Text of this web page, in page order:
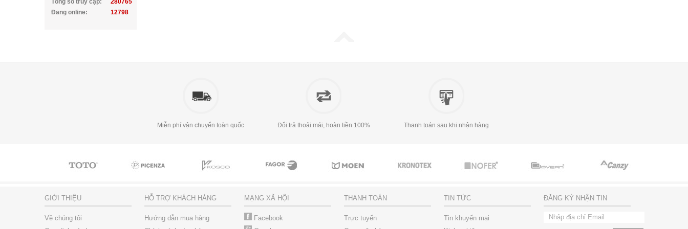
Tổng số truy cập:
280765
Đang online:
12798
Miễn phí vận chuyển toàn quốc Đổi trả thoải mái, hoàn tiền 100% Thanh toán sau khi nhận hàng
GIỚI THIỆU
Về chúng tôi
HỖ TRỢ KHÁCH HÀNG
Hướng dẫn mua hàng
MẠNG XÃ HỘI
Facebook
THANH TOÁN
Trực tuyến
TIN TỨC
Tin khuyến mại
ĐĂNG KÝ NHẬN TIN